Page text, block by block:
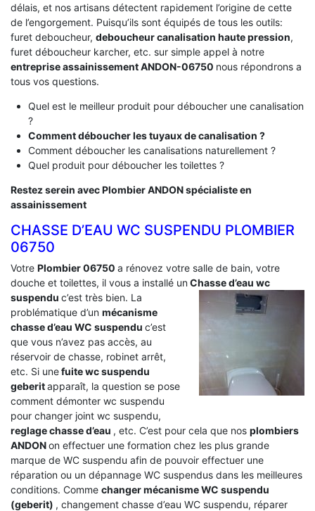
délais, et nos artisans détectent rapidement l’origine de cette
de l’engorgement. Puisqu’ils sont équipés de tous les outils:
furet deboucheur, deboucheur canalisation haute pression,
furet déboucheur karcher, etc. sur simple appel à notre
entreprise assainissement ANDON-06750 nous répondrons a
tous vos questions.
Quel est le meilleur produit pour déboucher une canalisation
?
Comment déboucher les tuyaux de canalisation ?
Comment déboucher les canalisations naturellement ?
Quel produit pour déboucher les toilettes ?
Restez serein avec Plombier ANDON spécialiste en
assainissement
CHASSE D’EAU WC SUSPENDU PLOMBIER
06750
Votre Plombier 06750 a rénovez votre salle de bain, votre
douche et toilettes, il vous a installé unChasse d’eau wc
suspendu c’est très bien. La
problématique d’un mécanisme
chasse d’eau WC suspendu c’est
que vous n’avez pas accès, au
réservoir de chasse, robinet arrêt,
etc. Si unefuite wc suspendu
geberitapparaît, la question se pose
comment démonter wc suspendu
pour changer joint wc suspendu,
reglage chasse d’eau , etc. C’est pour cela que nos plombiers
ANDONon effectuer une formation chez les plus grande
marque de WC suspendu afin de pouvoir effectuer une
réparation ou un dépannage WC suspendus dans les meilleures
conditions. Comme changer mécanisme WC suspendu
(geberit) , changement chasse d’eau WC suspendu, réparer